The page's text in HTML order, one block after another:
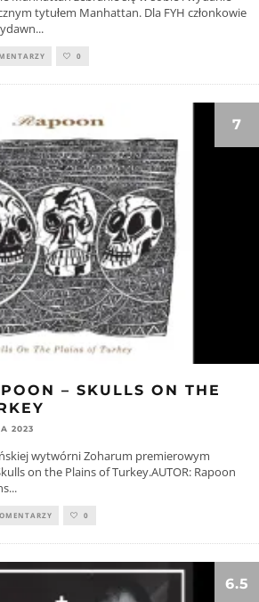
tytułem Manhattan. Dla FYH członkowie
...
0
7
– SKULLS ON THE
2023
wytwórni Zoharum premierowym
on the Plains of Turkey.AUTOR: Rapoon
...
0
6.5